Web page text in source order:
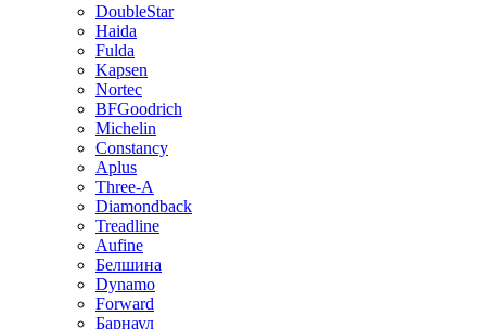
DoubleStar
Haida
Fulda
Kapsen
Nortec
BFGoodrich
Michelin
Constancy
Aplus
Three-A
Diamondback
Treadline
Aufine
Белшина
Dynamo
Forward
Барнаул